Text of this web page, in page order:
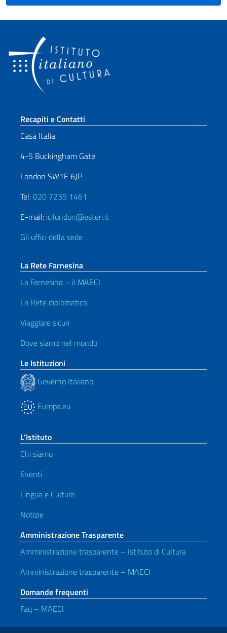
Sezione footer
Recapiti e Contatti
Casa Italia
4-5 Buckingham Gate
London SW1E 6JP
Tel:020 7235 1461
E-mail: icilondon@esteri.it
Gli uffici della sede
La Rete Farnesina
La Farnesina – il MAECI
La Rete diplomatica
Viaggiare sicuri
Dove siamo nel mondo
Le Istituzioni
Governo Italiano
Europa.eu
L’Istituto
Chi siamo
Eventi
Lingua e Cultura
Notizie
Amministrazione Trasparente
Amministrazione trasparente – Istituto di Cultura
Amministrazione trasparente – MAECI
Domande frequenti
Faq – MAECI